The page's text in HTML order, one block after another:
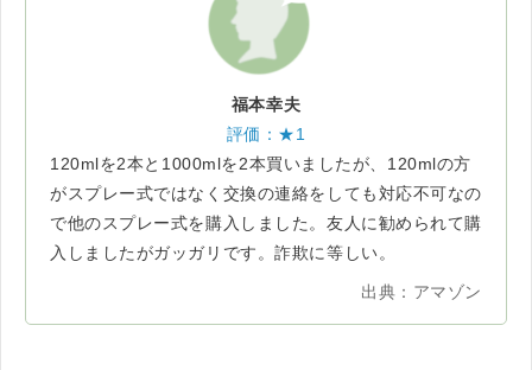
福本幸夫
評価：★1
120mlを2本と1000mlを2本買いましたが、120mlの方
がスプレー式ではなく交換の連絡をしても対応不可なの
で他のスプレー式を購入しました。友人に勧められて購
入しましたがガッガリです。詐欺に等しい。
出典：アマゾン